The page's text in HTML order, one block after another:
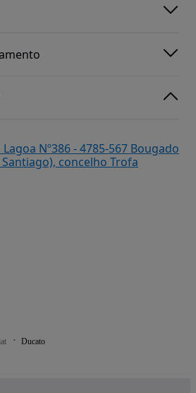
Ducato
Nº386 - 4785-567 Bougado
concelho Trofa